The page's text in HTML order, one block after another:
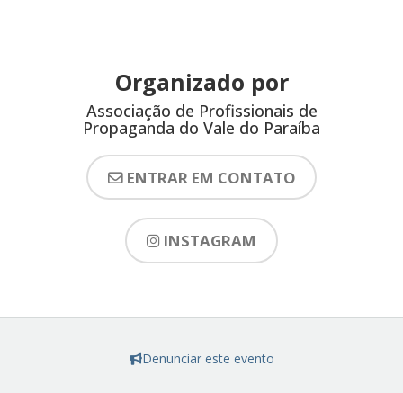
Organizado por
Associação de Profissionais de
Propaganda do Vale do Paraíba
ENTRAR EM CONTATO
INSTAGRAM
Denunciar este evento